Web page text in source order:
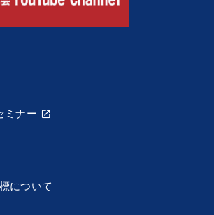
ミナー
について